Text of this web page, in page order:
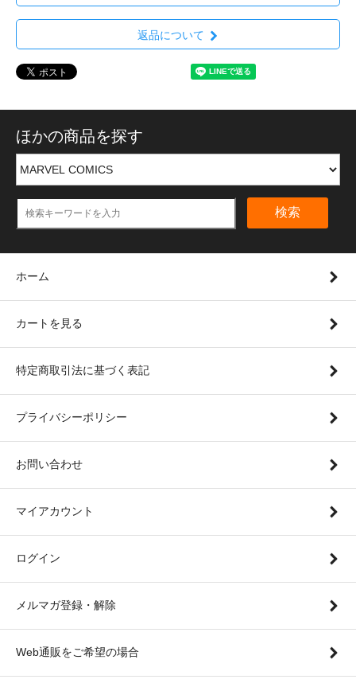
返品について
ほかの商品を探す
検索
ホーム
カートを見る
特定商取引法に基づく表記
プライバシーポリシー
お問い合わせ
マイアカウント
ログイン
メルマガ登録・解除
Web通販をご希望の場合